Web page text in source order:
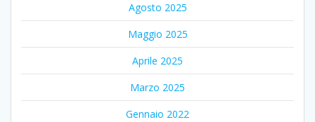
Agosto 2025
Maggio 2025
Aprile 2025
Marzo 2025
Gennaio 2022